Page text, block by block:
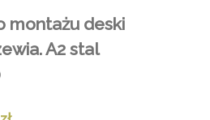
montażu deski
A2 stal